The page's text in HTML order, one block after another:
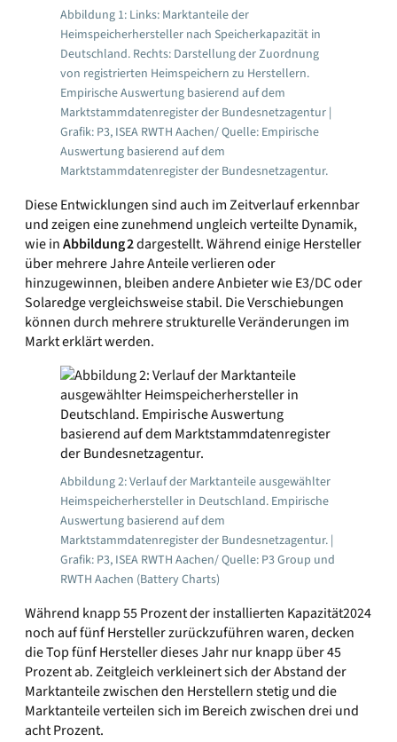
Abbildung 1: Links: Marktanteile der
Heimspeicherhersteller nach Speicherkapazität in
Deutschland. Rechts: Darstellung der Zuordnung
von registrierten Heimspeichern zu Herstellern.
Empirische Auswertung basierend auf dem
Marktstammdatenregister der Bundesnetzagentur |
Grafik: P3, ISEA RWTH Aachen/ Quelle: Empirische
Auswertung basierend auf dem
Marktstammdatenregister der Bundesnetzagentur.
Diese Entwicklungen sind auch im Zeitverlauf erkennbar
und zeigen eine zunehmend ungleich verteilte Dynamik,
wie inAbbildung2dargestellt. Während einige Hersteller
über mehrere Jahre Anteile verlieren oder
hinzugewinnen, bleiben andere Anbieter wie E3/DC oder
Solaredge vergleichsweise stabil. Die Verschiebungen
können durch mehrere strukturelle Veränderungen im
Markt erklärt werden.
Abbildung 2: Verlauf der Marktanteile ausgewählter
Heimspeicherhersteller in Deutschland. Empirische
Auswertung basierend auf dem
Marktstammdatenregister der Bundesnetzagentur. |
Grafik: P3, ISEA RWTH Aachen/ Quelle: P3 Group und
RWTH Aachen (Battery Charts)
Während knapp 55 Prozent der installierten Kapazität2024
noch auf fünf Hersteller zurückzuführen waren, decken
die Top fünf Hersteller dieses Jahr nur knapp über 45
Prozent ab. Zeitgleich verkleinert sich der Abstand der
Marktanteile zwischen den Herstellern stetig und die
Marktanteile verteilen sich im Bereich zwischen drei und
acht Prozent.